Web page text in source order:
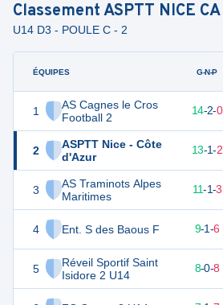
ClassementASPTT NICE CA
U14 D3 - POULE C - 2
ÉQUIPES
1
AS Cagnes le Cros
Football 2
2
ASPTT Nice - Côte
d'Azur
3
AS Traminots Alpes
Maritimes
4 Ent. S des Baous F
5
Réveil Sportif Saint
Isidore 2 U14
G-N-P
44 14-2-0
37 13-1-2
31 11-1-3
28 9-1-6
24 8-0-8